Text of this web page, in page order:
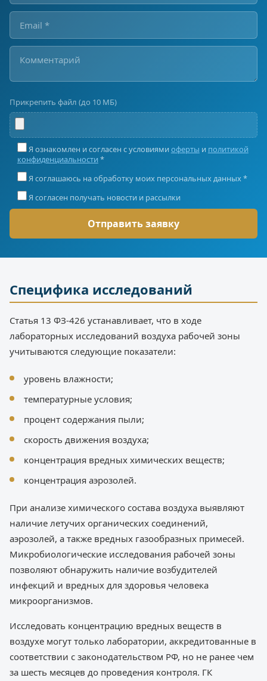
Прикрепить файл (до 10 МБ)
Я ознакомлен и согласен с условиями оферты и политикой
конфиденциальности *
Я соглашаюсь на обработку моих персональных данных *
Я согласен получать новости и рассылки
Специфика исследований
Статья 13 ФЗ-426 устанавливает, что в ходе
лабораторных исследований воздуха рабочей зоны
учитываются следующие показатели:
уровень влажности;
температурные условия;
процент содержания пыли;
скорость движения воздуха;
концентрация вредных химических веществ;
концентрация аэрозолей.
При анализе химического состава воздуха выявляют
наличие летучих органических соединений,
аэрозолей, а также вредных газообразных примесей.
Микробиологические исследования рабочей зоны
позволяют обнаружить наличие возбудителей
инфекций и вредных для здоровья человека
микроорганизмов.
Исследовать концентрацию вредных веществ в
воздухе могут только лаборатории, аккредитованные в
соответствии с законодательством РФ, но не ранее чем
за шесть месяцев до проведения контроля. ГК